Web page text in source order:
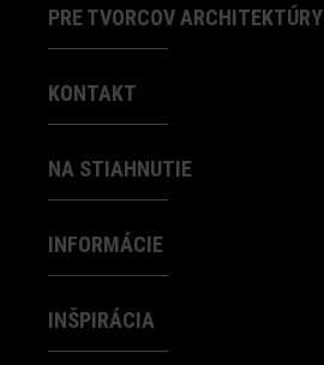
PRE TVORCOV ARCHITEKTÚRY
KONTAKT
NA STIAHNUTIE
INFORMÁCIE
INŠPIRÁCIA